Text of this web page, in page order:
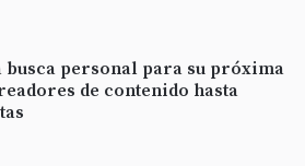
busca personal para su próxima
de contenido hasta